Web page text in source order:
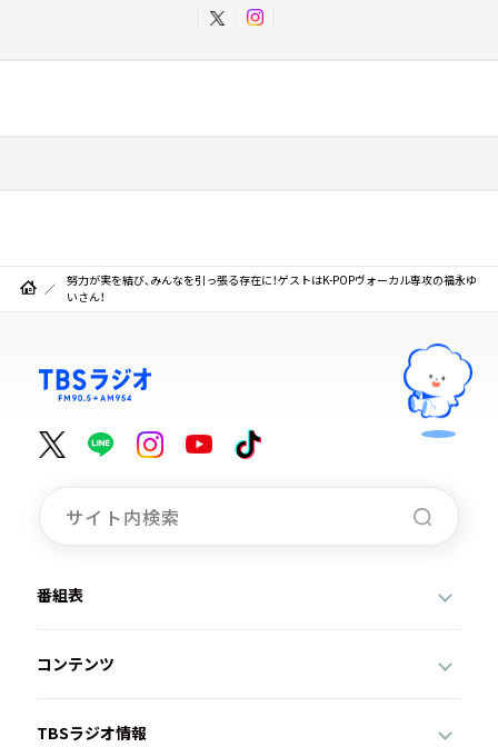
努力が実を結び、みんなを引っ張る存在に！ゲストはK-POPヴォーカル専攻の福永ゆ
いさん！
番組表
コンテンツ
TBSラジオ情報